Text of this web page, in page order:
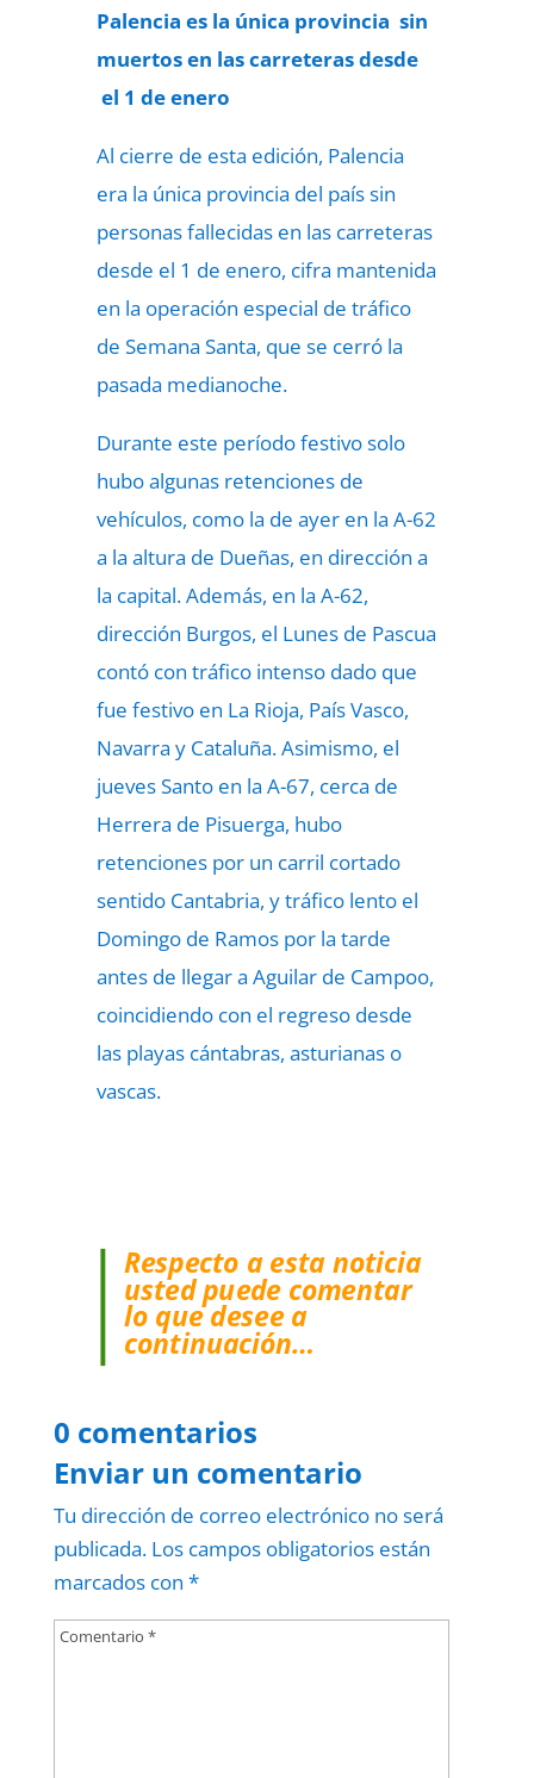
Palencia es la única provincia sin
muertos en las carreteras desde
el 1 de enero
Al cierre de esta edición, Palencia
era la única provincia del país sin
personas fallecidas en las carreteras
desde el 1 de enero, cifra mantenida
en la operación especial de tráfico
de Semana Santa, que se cerró la
pasada medianoche.
Durante este período festivo solo
hubo algunas retenciones de
vehículos, como la de ayer en la A-62
a la altura de Dueñas, en dirección a
la capital. Además, en la A-62,
dirección Burgos, el Lunes de Pascua
contó con tráfico intenso dado que
fue festivo en La Rioja, País Vasco,
Navarra y Cataluña. Asimismo, el
jueves Santo en la A-67, cerca de
Herrera de Pisuerga, hubo
retenciones por un carril cortado
sentido Cantabria, y tráfico lento el
Domingo de Ramos por la tarde
antes de llegar a Aguilar de Campoo,
coincidiendo con el regreso desde
las playas cántabras, asturianas o
vascas.
Respecto a esta noticia
usted puede comentar
lo que desee a
continuación…
0 comentarios
Enviar un comentario
Tu dirección de correo electrónico no será
publicada. Los campos obligatorios están
marcados con *